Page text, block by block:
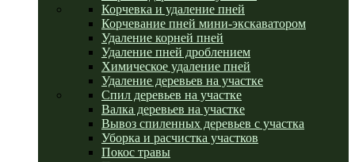
Корчевка и удаление пней
Корчевание пней мини-экскаватором
Удаление корней пней
Удаление пней дроблением
Химическое удаление пней
Удаление деревьев на участке
Спил деревьев на участке
Валка деревьев на участке
Вывоз спиленных деревьев с участка
Уборка и расчистка участков
Покос травы